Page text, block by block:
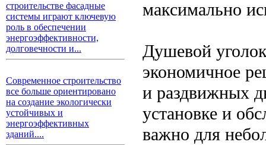
строительстве фасадные
системы играют ключевую
роль в обеспечении
энергоэффективности,
долговечности и...
Современное строительство
все больше ориентировано
на создание экологически
устойчивых и
энергоэффективных
зданий....
максимально
Душевой
экономичное
и раздвижных
установке и
важно для